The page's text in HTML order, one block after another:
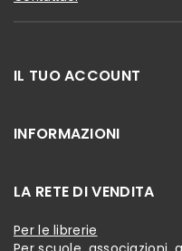
IL TUO ACCOUNT
INFORMAZIONI
LA RETE DI VENDITA
Per le librerie